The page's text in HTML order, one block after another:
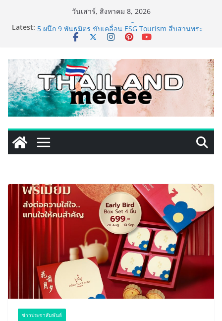
วันเสาร์, สิงหาคม 8, 2026
Latest: ททท. ประกาศความสำเร็จ Village to the World Season
5 ผนึก 9 พันธมิตร ขับเคลื่อน ESG Tourism สืบสานพระ
เหิงลี่ แมนูแฟคเจอริ่ง เทคโนโลยี (ไทยแลนด์) เปิดโรงงาน
แห่งใหม่ในชลบุรี เดินหน้าขยายฐานการผลิตสู่เอเชียตะวัน
ออกเฉียงใต้ เสริมแกร่งยุทธศาสตร์ระดับโลก
LORDNINE จัดศึกคนดังสายเกม ไทย ปะทะ ฟิลิปปินส์ ใน
“Rise of the Tenth Lord” เปิดสงครามกิลด์ข้ามประเทศ
ฉลองเซิร์ฟเวอร์ใหม่ เฮเลนา
PIPPER STANDARD® เปิดตัวแชมพูอาบน้ำ และ โฟมอาบ
แห้งสัตว์เลี้ยง ชูนวัตกรรมพลังธรรมชาติ “Zero-Residue”
เลียขนได้ ปลอดภัย ไร้สารตกค้าง
เริ่มแล้ว! อ.ต.ก.แฟร์ 4 ภาค @ภาคกลาง “มนต์เสน่ห์เกษตร
ไทย สู่ใจกลางมหานคร” ชวนชิม ช้อป สินค้าเกษตร
ข่าวประชาสัมพันธ์